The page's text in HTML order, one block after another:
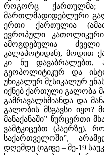
როგორც
მართლმადიდებლური
ერთი ქართულია
ევროპული
ამოგდებულია
კალაპოტიდან), მოდით
კი ნუ დავაბრალებთ,
გეოპოლიტიკურ და
უნიკალურ მუსიკალურ
იქნებ ქართული გალობა
გამრავალხმიანდა და
გალობის მსგავსი იყო?
მანაქანაში” ნურცერთი
ვამტკიცებთ (ჰაერზე),
საქართველოში”,
დღემდე (იგივე – მე-19